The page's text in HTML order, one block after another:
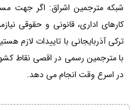
شبکه مترجمین اشراق: اگر جهت
کارهای اداری، قانونی و حقوقی
ترکی آذربایجانی با تاییدات لازم
با مترجمین رسمی در اقصی نقاط
در اسرع وقت انجام می دهد.